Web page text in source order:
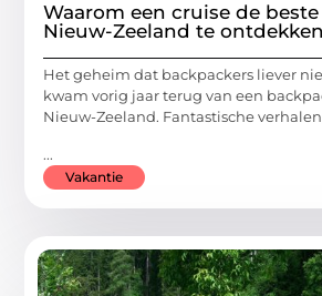
Waarom een cruise de
Nieuw-Zeeland te ontdekken
Het geheim dat backpackers liever
kwam vorig jaar terug van een
Nieuw-Zeeland. Fantastische
...
Vakantie